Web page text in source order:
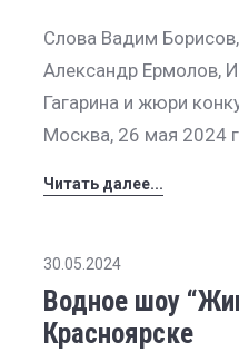
Слова Вадим
Александр Ермолов,
Гагарина и жюри
Москва, 26 мая 2024
Читать далее...
30.05.2024
Водное шоу
Красноярске